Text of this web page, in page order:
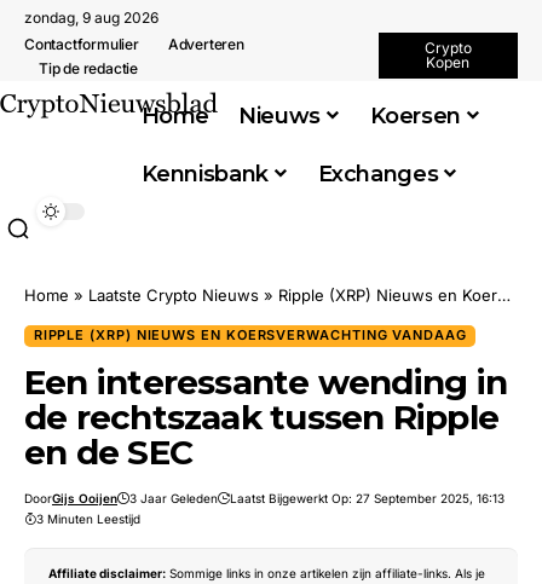
zondag, 9 aug 2026
Contactformulier
Adverteren
Tip de redactie
Crypto
Kopen
Home Nieuws Koersen
Kennisbank Exchanges
Home » Laatste Crypto Nieuws » Ripple (XRP) Nieuws en Koersverwachting Vandaag
RIPPLE (XRP) NIEUWS EN KOERSVERWACHTING VANDAAG
Een interessante wending in
de rechtszaak tussen Ripple
en de SEC
DoorGijs Ooijen 3 Jaar Geleden
Laatst Bijgewerkt Op: 27 September 2025, 16:13
3 Minuten Leestijd
Affiliate disclaimer: Sommige links in onze artikelen zijn affiliate-links. Als je